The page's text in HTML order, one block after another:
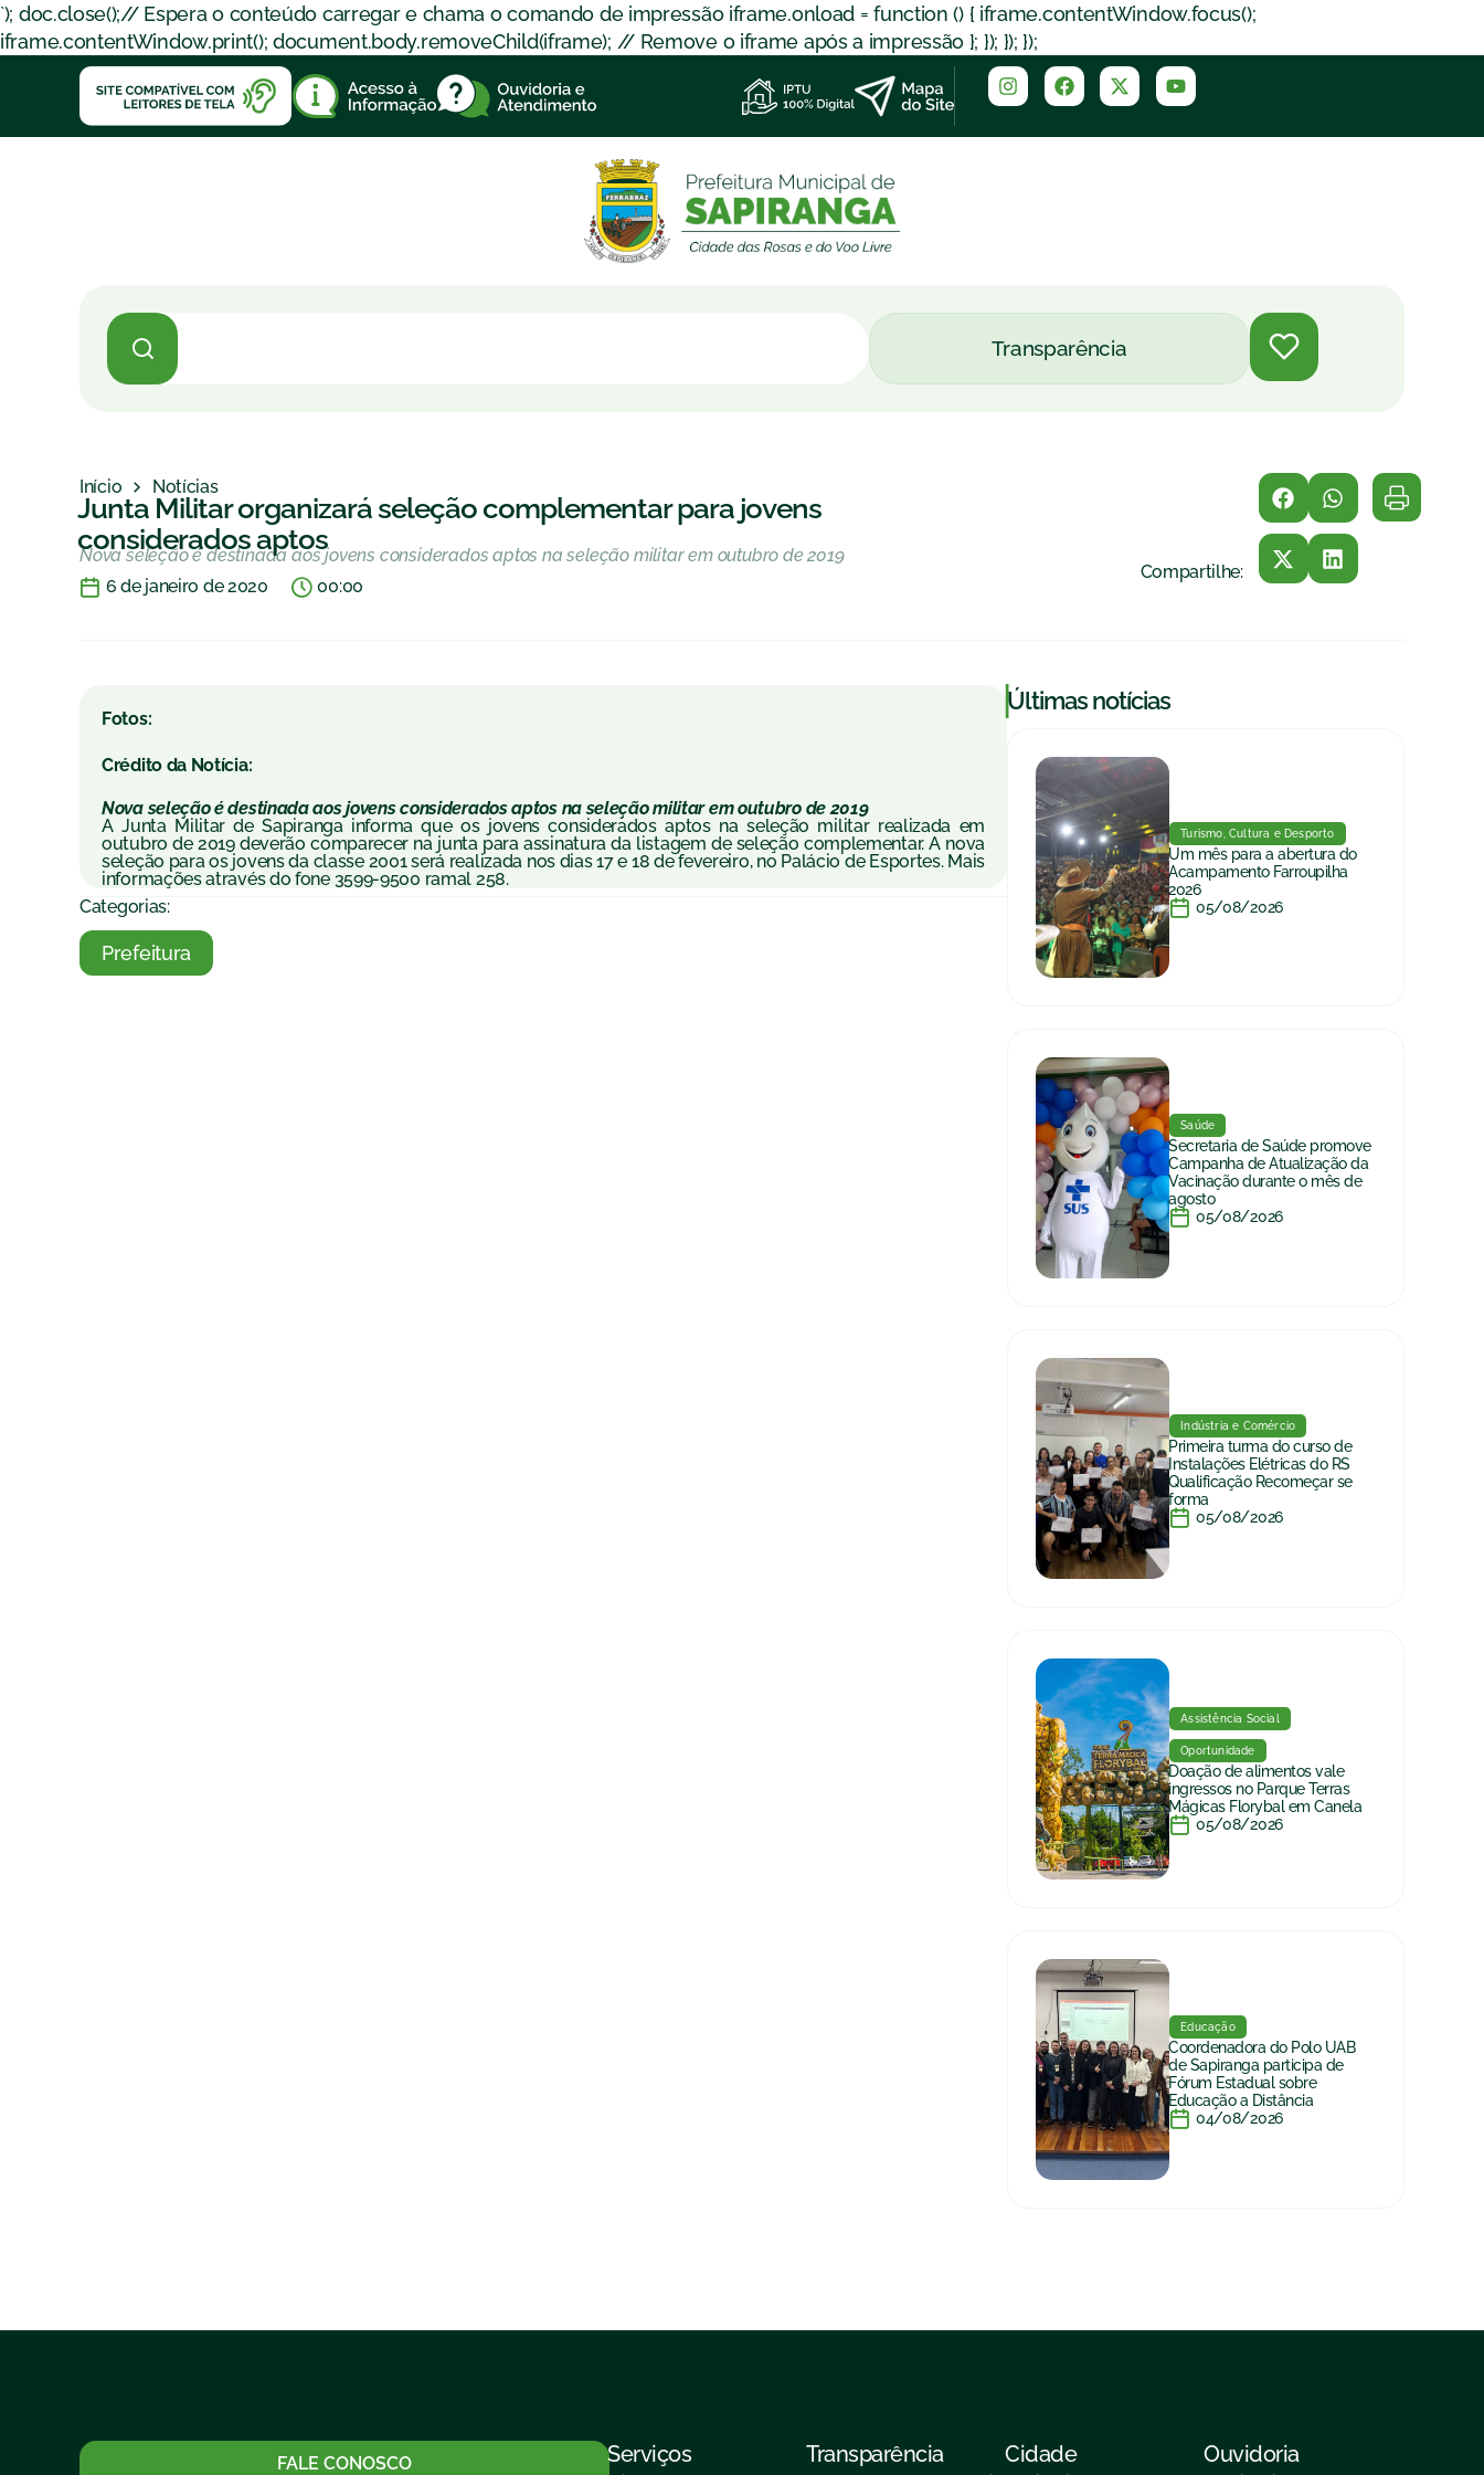
`); doc.close();// Espera o conteúdo carregar e chama o comando de impressão iframe.onload = function () { iframe.contentWindow.focus();
iframe.contentWindow.print(); document.body.removeChild(iframe); // Remove o iframe após a impressão }; }); }); });
Transparência
Início Notícias
Junta Militar organizará seleção complementar para jovens
considerados aptos
Nova seleção é destinada aos jovens considerados aptos na seleção militar em outubro de 2019
6 de janeiro de 2020
00:00
Compartilhe:
Fotos:
Crédito da Notícia:
Nova seleção é destinada aos jovens considerados aptos na seleção militar em outubro de 2019
A Junta Militar de Sapiranga informa que os jovens considerados aptos na seleção militar realizada em
outubro de 2019 deverão comparecer na junta para assinatura da listagem de seleção complementar. A nova
seleção para os jovens da classe 2001 será realizada nos dias 17 e 18 de fevereiro, no Palácio de Esportes. Mais
informações através do fone 3599-9500 ramal 258.
Categorias:
Prefeitura
|Últimas notícias
Turismo, Cultura e Desporto
Um mês para a abertura do
Acampamento Farroupilha
2026
05/08/2026
Saúde
Secretaria de Saúde promove
Campanha de Atualização da
Vacinação durante o mês de
agosto
05/08/2026
Indústria e Comércio
Primeira turma do curso de
Instalações Elétricas do RS
Qualificação Recomeçar se
forma
05/08/2026
Assistência Social
Oportunidade
Doação de alimentos vale
ingressos no Parque Terras
Mágicas Florybal em Canela
05/08/2026
Educação
Coordenadora do Polo UAB
de Sapiranga participa de
Fórum Estadual sobre
Educação a Distância
04/08/2026
FALE CONOSCO Serviços Transparência Cidade Ouvidoria